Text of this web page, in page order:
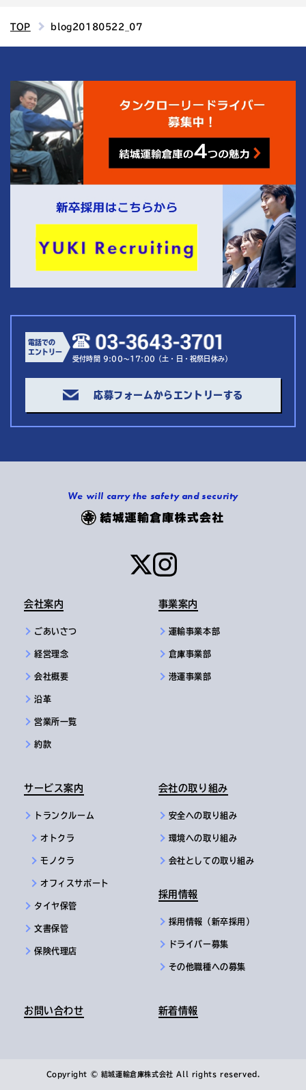
TOP blog20180522_07
結城運輸倉庫の4
電話での
エントリー
受付時間 9:00～17:00（土・日・祝祭日休み）
応募フォームからエントリーする
We will carry the safety and security
会社案内
ごあいさつ
経営理念
会社概要
沿革
営業所一覧
約款
事業案内
運輸事業本部
倉庫事業部
港運事業部
サービス案内
トランクルーム
オトクラ
モノクラ
オフィスサポート
タイヤ保管
文書保管
保険代理店
会社の取り組み
安全への取り組み
環境への取り組み
会社としての取り組み
採用情報
採用情報（新卒採用）
ドライバー募集
その他職種への募集
お問い合わせ 新着情報
Copyright © 結城運輸倉庫株式会社 All rights reserved.